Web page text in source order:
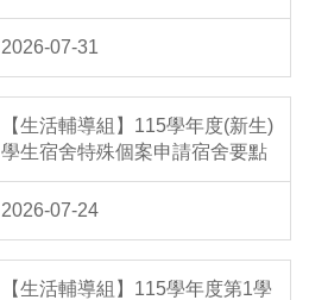
2026-07-31
【生活輔導組】115學年度(新生)
學生宿舍特殊個案申請宿舍要點
2026-07-24
【生活輔導組】115學年度第1學